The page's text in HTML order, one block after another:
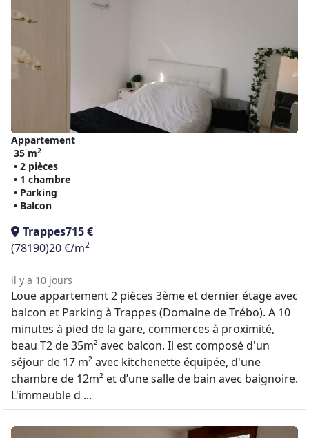
Appartement
35 m2
• 2 pièces
• 1 chambre
• Parking
• Balcon
Trappes715 €
(78190)20 €/m2
il y a 10 jours
Loue appartement 2 pièces 3ème et dernier étage avec
balcon et Parking à Trappes (Domaine de Trébo). A 10
minutes à pied de la gare, commerces à proximité,
beau T2 de 35m² avec balcon. Il est composé d'un
séjour de 17 m² avec kitchenette équipée, d'une
chambre de 12m² et d’une salle de bain avec baignoire.
L'immeuble d ...